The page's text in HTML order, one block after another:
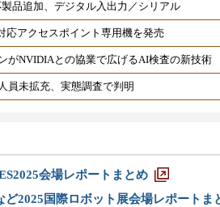
品追加、デジタル入出力／シリアル
応アクセスポイント専用機を発売
NVIDIAとの協業で広げるAI検査の新技術
員未拡充、実態調査で判明
会場レポートまとめ
2025国際ロボット展会場レポートま